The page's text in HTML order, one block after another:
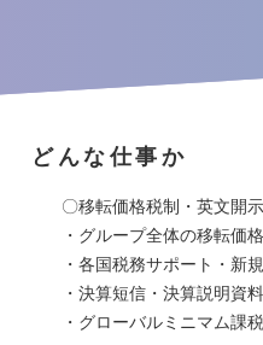
どんな仕事か
〇移転価格税制・英文開
・グループ全体の移転価
・各国税務サポート・新
・決算短信・決算説明資
・グローバルミニマム課